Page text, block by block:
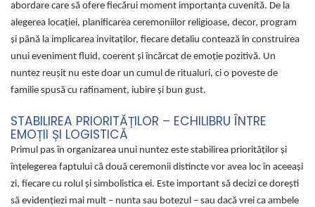
abordare care să ofere fiecărui moment importanța cuvenită. De la
alegerea locației, planificarea ceremoniilor religioase, decor, program
și până la implicarea invitaților, fiecare detaliu contează în construirea
unui eveniment fluid, coerent și încărcat de emoție pozitivă. Un
nuntez reușit nu este doar un cumul de ritualuri, ci o poveste de
familie spusă cu rafinament, iubire și bun gust.
STABILIREA PRIORITĂȚILOR – ECHILIBRU ÎNTRE
EMOȚII ȘI LOGISTICĂ
Primul pas în organizarea unui nuntez este stabilirea priorităților și
înțelegerea faptului că două ceremonii distincte vor avea loc în aceeași
zi, fiecare cu rolul și simbolistica ei. Este important să decizi ce dorești
să evidențiezi mai mult – nunta sau botezul – sau dacă vrei ca ambele